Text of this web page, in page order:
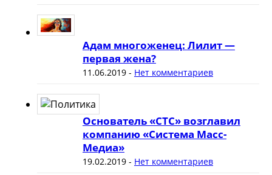
Адам многоженец: Лилит —
первая жена?
11.06.2019- Нет комментариев
Основатель «СТС» возглавил
компанию «Система Масс-
Медиа»
19.02.2019- Нет комментариев